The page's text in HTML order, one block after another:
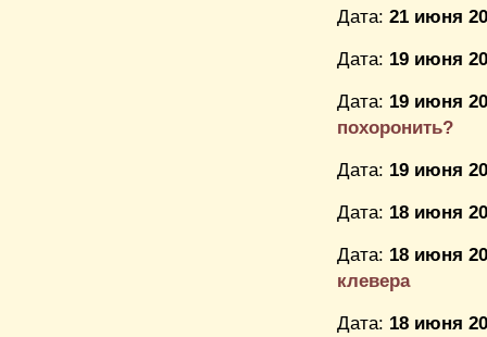
Дата: 21 июня
Дата: 19 июня
Дата: 19 июня
похоронить?
Дата: 19 июня
Дата: 18 июня
Дата: 18 июня
клевера
Дата: 18 июня